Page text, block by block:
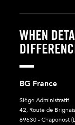
WHEN
BG France
Siège Administratif
42, Route de Brignais
69630 - Chaponost